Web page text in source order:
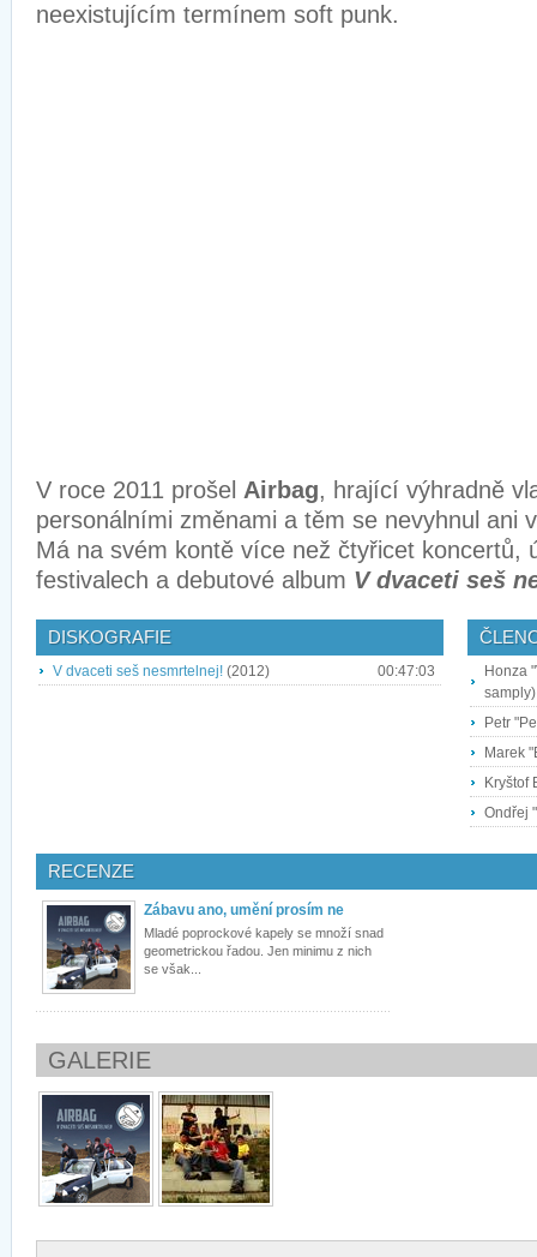
neexistujícím termínem soft punk.
V roce 2011 prošel Airbag, hrající výhradně
personálními změnami a těm se nevyhnul ani
Má na svém kontě více než čtyřicet koncertů,
festivalech a debutové album V dvaceti seš
DISKOGRAFIE
V dvaceti seš nesmrtelnej! (2012) 00:47:03
Honza
samply)
Petr
Marek
Kryštof
Ondřej
RECENZE
Zábavu ano, umění prosím ne
Mladé poprockové kapely se množí snad
geometrickou řadou. Jen minimu z nich
se však...
GALERIE